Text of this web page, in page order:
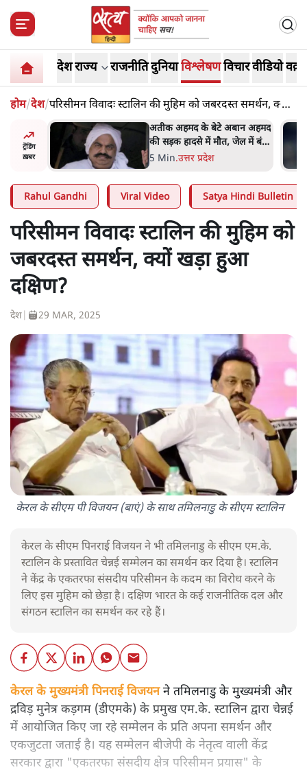
देशराज्य राजनीतिदुनियाविश्लेषणविचारवीडियो
होम/देश/परिसीमन विवादः स्टालिन की मुहिम को जबरदस्त समर्थन, क्यों
खड़ा हुआ दक्षिण?
ट्रेंडिंग
ख़बर
बोले थे-
अतीक अहमद के बेटे अबान अहमद
की सड़क हादसे में मौत, जेल में बंद
भाई से मिलने जा रहे थे
5 Min.उत्तर प्रदेश
Rahul Gandhi Viral Video Satya Hindi Bulletin
परिसीमन विवादः स्टालिन की मुहिम को
जबरदस्त समर्थन, क्यों खड़ा हुआ
दक्षिण?
देश 29 MAR, 2025
केरल के सीएम पी विजयन (बाएं) के साथ तमिलनाडु के सीएम स्टालिन
केरल के सीएम पिनराई विजयन ने भी तमिलनाडु के सीएम एम.के.
स्टालिन के प्रस्तावित चेन्नई सम्मेलन का समर्थन कर दिया है। स्टालिन
ने केंद्र के एकतरफा संसदीय परिसीमन के कदम का विरोध करने के
लिए इस मुहिम को छेड़ा है। दक्षिण भारत के कई राजनीतिक दल और
संगठन स्टालिन का समर्थन कर रहे हैं।
केरल के मुख्यमंत्री पिनराई विजयनने तमिलनाडु के मुख्यमंत्री और
द्रविड़ मुनेत्र कड़गम (डीएमके) के प्रमुख एम.के. स्टालिन द्वारा चेन्नई
में आयोजित किए जा रहे सम्मेलन के प्रति अपना समर्थन और
एकजुटता जताई है। यह सम्मेलन बीजेपी के नेतृत्व वाली केंद्र
सरकार द्वारा "एकतरफा संसदीय क्षेत्र परिसीमन प्रयास" के